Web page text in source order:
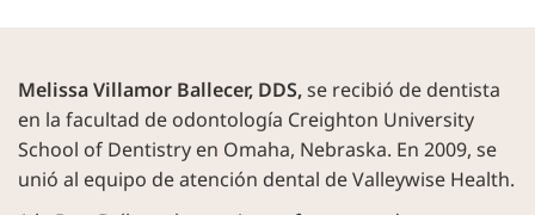
Melissa Villamor Ballecer, DDS,se recibió de dentista
en la facultad de odontología Creighton University
School of Dentistry en Omaha, Nebraska. En 2009, se
unió al equipo de atención dental de Valleywise Health.